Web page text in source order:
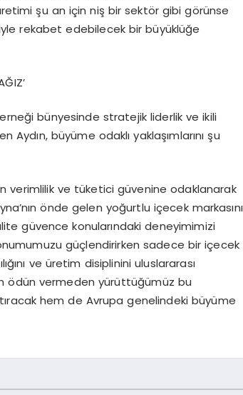
şu an için niş bir sektör gibi görünse
rekabet edebilecek bir büyüklüğe
bünyesinde stratejik liderlik ve ikili
büyüme odaklı yaklaşımlarını şu
verimlilik ve tüketici güvenine odaklanarak
önde gelen yoğurtlu içecek markasını
güvence konularındaki deneyimimizi
güçlendirirken sadece bir içecek
ve üretim disiplinini uluslararası
ödün vermeden yürüttüğümüz bu
hem de Avrupa genelindeki büyüme